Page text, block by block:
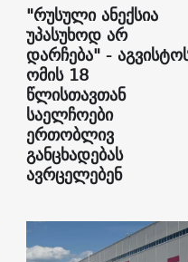
"რუსული ანექსია
უპასუხოდ არ
დარჩება" -
ომის 18
წლისთავთან
საელჩოები
ერთობლივ
განცხადებას
ავრცელებენ